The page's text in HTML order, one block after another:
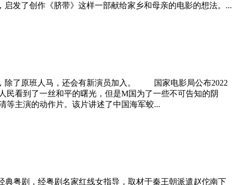
发了创作《脐带》这样一部献给家乡和母亲的电影的想法。...
除了原班人马，还会有新演员加入。 国家电影局公布2022
看到了一丝和平的曙光，但是M国为了一些不可告知的阴
主演的动作片。该片讲述了中国海军蛟...
剧，经粤剧名家红线女指导，取材于秦王朝派遣赵佗南下